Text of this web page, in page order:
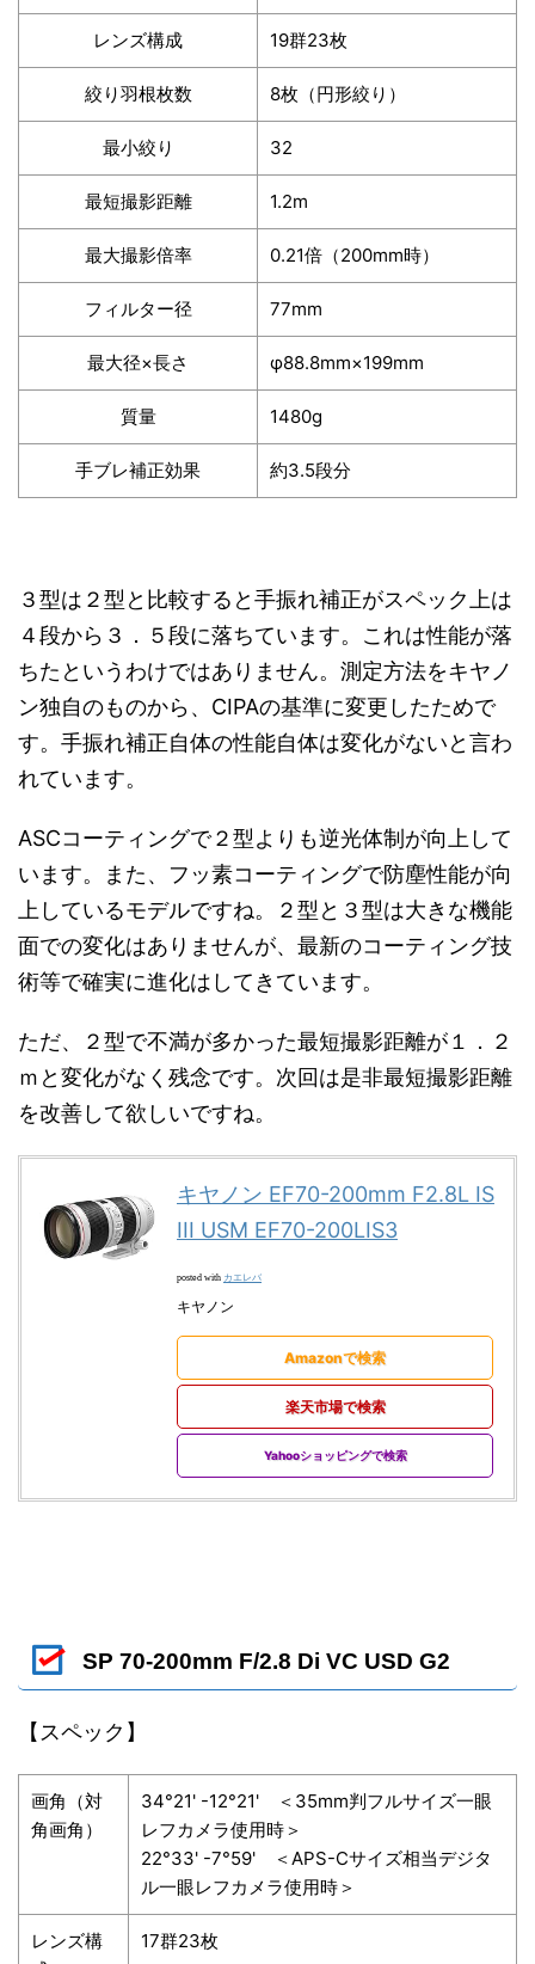
レンズ構成 19群23枚
絞り羽根枚数 8枚（円形絞り）
最小絞り 32
最短撮影距離 1.2m
最大撮影倍率 0.21倍（200mm時）
フィルター径 77mm
最大径×長さ φ88.8mm×199mm
質量 1480g
手ブレ補正効果 約3.5段分
３型は２型と比較すると手振れ補正がスペック上は
４段から３．５段に落ちています。これは性能が落
ちたというわけではありません。測定方法をキヤノ
ン独自のものから、CIPAの基準に変更したためで
す。手振れ補正自体の性能自体は変化がないと言わ
れています。
ASCコーティングで２型よりも逆光体制が向上して
います。また、フッ素コーティングで防塵性能が向
上しているモデルですね。２型と３型は大きな機能
面での変化はありませんが、最新のコーティング技
術等で確実に進化はしてきています。
ただ、２型で不満が多かった最短撮影距離が１．２
ｍと変化がなく残念です。次回は是非最短撮影距離
を改善して欲しいですね。
キヤノン EF70-200mm F2.8L IS
III USM EF70-200LIS3
posted with カエレバ
キヤノン
Amazonで検索
楽天市場で検索
Yahooショッピングで検索
SP 70-200mm F/2.8 Di VC USD G2
【スペック】
画角（対
角画角）
34°21' -12°21' ＜35mm判フルサイズ一眼
レフカメラ使用時＞
22°33' -7°59' ＜APS-Cサイズ相当デジタ
ル一眼レフカメラ使用時＞
レンズ構
17群23枚